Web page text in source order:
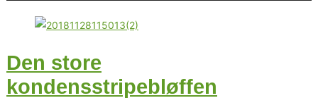
Den store
kondensstripebløffen